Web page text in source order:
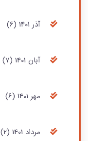
آذر 1401 (6)
آبان 1401 (7)
مهر 1401 (6)
مرداد 1401 (2)